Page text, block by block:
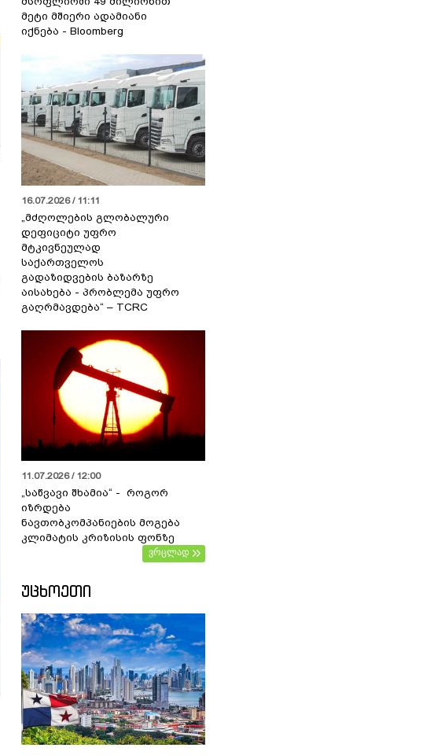
მეტი მშიერი ადამიანი
იქნება - Bloomberg
16.07.2026 / 11:11
„მძღოლების გლობალური
დეფიციტი უფრო
მტკივნეულად
საქართველოს
გადაზიდვების ბაზარზე
აისახება - პრობლემა უფრო
გაღრმავდება“ – TCRC
11.07.2026 / 12:00
„საწვავი შხამია“ - როგორ
იზრდება
ნავთობკომპანიების მოგება
კლიმატის კრიზისის ფონზე
ვრცლად
ᲣᲪᲮᲝᲔᲗᲘ